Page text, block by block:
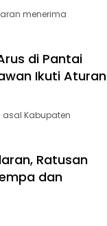
menerima
di Pantai
Ikuti Aturan
asal Kabupaten
Ratusan
dan